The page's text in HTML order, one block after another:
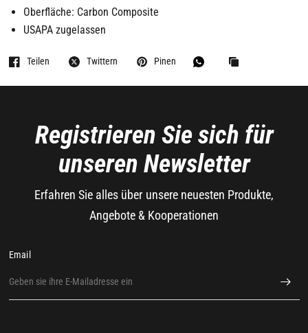
Oberfläche: Carbon Composite
USAPA zugelassen
Teilen Twittern Pinen
Registrieren Sie sich für
unseren Newsletter
Erfahren Sie alles über unsere neuesten Produkte,
Angebote & Kooperationen
Email